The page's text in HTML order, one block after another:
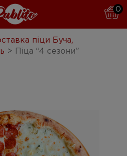
0
піци Буча,
> Пiца “4 сезони”
Піца
Паста
Суші